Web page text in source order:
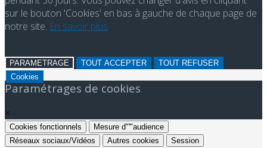
sur le bouton 'Cookies' en bas à gauche de chaque page de
notre site. En savoir plus
PARAMETRAGE TOUT ACCEPTER
TOUT REFUSER
Cookies
Paramétrages de cookies
×
Cookies fonctionnels
Mesure d"'"audience
Réseaux sociaux/Vidéos
Autres cookies Session